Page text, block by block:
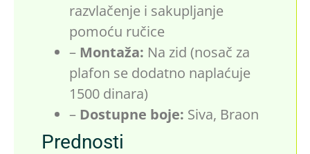
razvlačenje i sakupljanje
pomoću ručice
– Montaža: Na zid (nosač za
plafon se dodatno naplaćuje
1500 dinara)
– Dostupne boje: Siva, Braon
Prednosti